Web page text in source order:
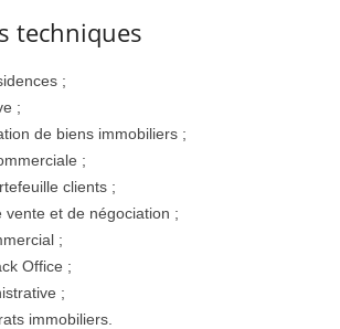
techniques
;
;
de biens immobiliers ;
;
clients ;
vente et de négociation ;
;
Office ;
;
immobiliers.